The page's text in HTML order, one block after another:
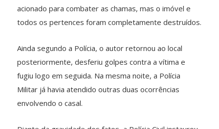
acionado para combater as chamas, mas o imóvel e
todos os pertences foram completamente destruídos.
Ainda segundo a Polícia, o autor retornou ao local
posteriormente, desferiu golpes contra a vítima e
fugiu logo em seguida. Na mesma noite, a Polícia
Militar já havia atendido outras duas ocorrências
envolvendo o casal.